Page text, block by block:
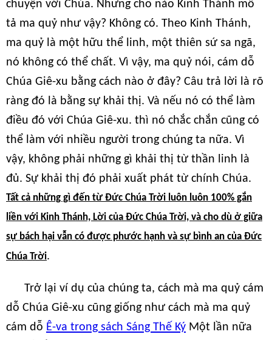
chuyện với Chúa. Nhưng chỗ nào Kinh Thánh mô
tả ma quỷ như vậy? Không có. Theo Kinh Thánh,
ma quỷ là một hữu thể linh, một thiên sứ sa ngã,
nó không có thể chất. Vì vậy, ma quỷ nói, cám dỗ
Chúa Giê-xu bằng cách nào ở đây? Câu trả lời là rõ
ràng đó là bằng sự khải thị. Và nếu nó có thể làm
điều đó với Chúa Giê-xu. thì nó chắc chắn cũng có
thể làm với nhiều người trong chúng ta nữa. Vì
vậy, không phải những gì khải thị từ thần linh là
đủ. Sự khải thị đó phải xuất phát từ chính Chúa.
Tất cả những gì đến từ Đức Chúa Trời luôn luôn 100% gắn
liền với Kinh Thánh, Lời của Đức Chúa Trời, và cho dù ở giữa
sự bách hại vẫn có được phước hạnh và sự bình an của Đức
Chúa Trời.
Trở lại ví dụ của chúng ta, cách mà ma quỷ cám
dỗ Chúa Giê-xu cũng giống như cách mà ma quỷ
cám dỗ Ê-va trong sách Sáng Thế Ký Một lần nữa